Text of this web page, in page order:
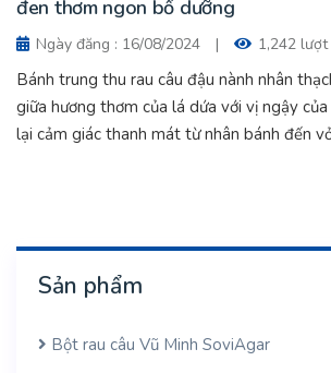
đen thơm ngon bổ dưỡng
Ngày đăng : 16/08/2024 | 1,242 lượt
Bánh trung thu rau câu đậu nành nhân
giữa hương thơm của lá dứa với vị ngậy
lại cảm giác thanh mát từ nhân bánh đến
Sản phẩm
Bột rau câu Vũ Minh SoviAgar